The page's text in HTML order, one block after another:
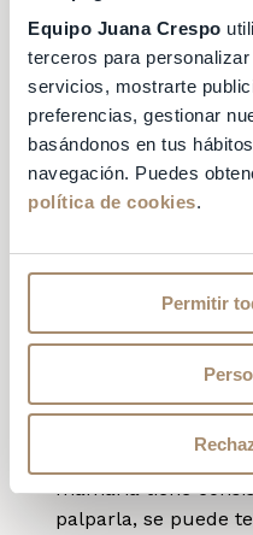
Equipo Juana Crespo
terceros para
servicios, mostrarte
preferencias, gestionar
basándonos en tus
navegación. Puedes
política de cookies.
Permitir
y movimiento
En la
nuestros
tumbada
tacto posibles
Es especialmente
autoexploración de
aspecto y la
mamas, algo clave
anomalías en el
Tampoco hay que
mamaria tiene
palparla, se puede